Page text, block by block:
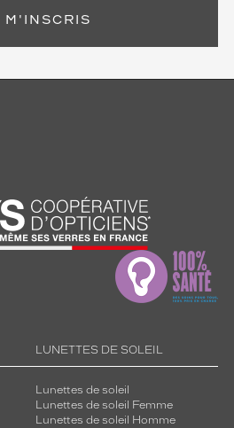
M'INSCRIS
LUNETTES DE SOLEIL
Lunettes de soleil
Lunettes de soleil Femme
Lunettes de soleil Homme